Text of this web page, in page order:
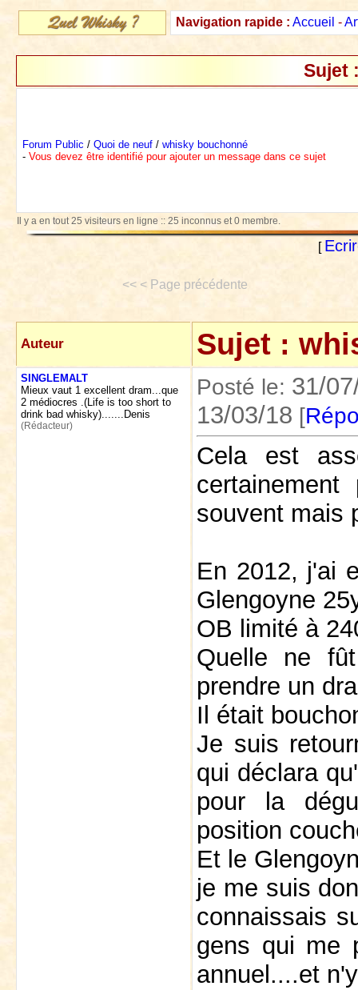
Navigation rapide : Accueil -
Sujet
Forum Public / Quoi de neuf / whisky bouchonné
- Vous devez être identifié pour ajouter un message dans ce sujet
Il y a en tout 25 visiteurs en ligne :: 25 inconnus et 0 membre.
[
<< < Page précédente
Auteur Sujet :
SINGLEMALT
Mieux vaut 1 excellent dram...que
2 médiocres .(Life is too short to
drink bad whisky).......Denis
(Rédacteur)
Posté le: 31/
13/03/18 [
Cela est
souvent mais
En 2012, j'ai
Glengoyne
OB limité à
Quelle ne
prendre un
Il était
Je suis
qui déclara
pour la
position
Et le
je me suis
connaissais
gens qui me
annuel....et